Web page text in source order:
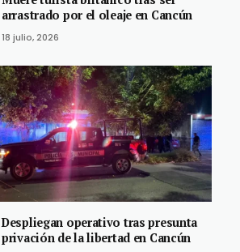
arrastrado por el oleaje en Cancún
18 julio, 2026
Despliegan operativo tras presunta
privación de la libertad en Cancún